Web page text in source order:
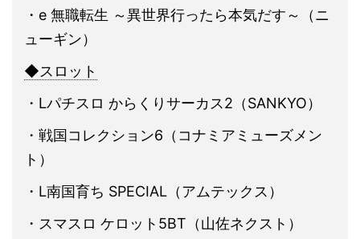
・e 無職転生 ～異世界行ったら本気だす～（ニ
ューギン）
◆スロット
・Lパチスロ からくりサーカス2（SANKYO）
・戦国コレクション6（コナミアミューズメン
ト）
・L南国育ち SPECIAL（アムテックス）
・スマスロ ケロット5BT（山佐ネクスト）